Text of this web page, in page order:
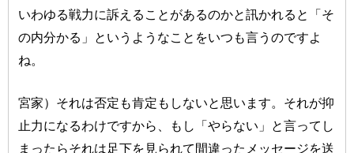
いわゆる戦力に訴えることがあるのかと訊かれると「そ
の内分かる」というようなことをいつも言うのですよ
ね。
宮家）それは否定も肯定もしないと思います。それが抑
止力になるわけですから、もし「やらない」と言ってし
まったらそれは足下を見られて間違ったメッセージを送